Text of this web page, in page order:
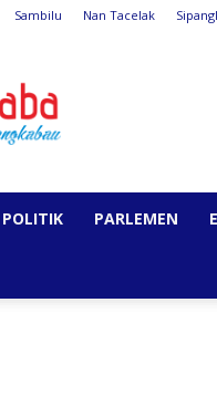
Sambilu Nan Tacelak
POLITIK PARLEMEN